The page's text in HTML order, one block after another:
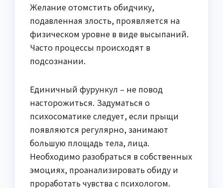
Желание отомстить обидчику,
подавленная злость, проявляется на
физическом уровне в виде высыпаний.
Часто процессы происходят в
подсознании.
Единичный фурункул – не повод
насторожиться. Задуматься о
психосоматике следует, если прыщи
появляются регулярно, занимают
большую площадь тела, лица.
Необходимо разобраться в собственных
эмоциях, проанализировать обиду и
проработать чувства с психологом.